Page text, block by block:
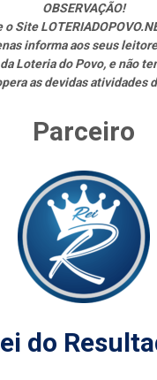
OBSERVAÇÃO!
Site
informa aos seus
Loteria do Povo, e não
as devidas atividades
Parceiro
do